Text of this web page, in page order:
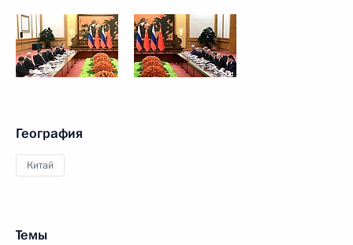
География
Китай
Темы